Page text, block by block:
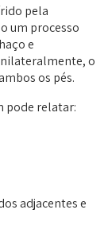
pela
um processo
e
o
os pés.
pode relatar:
adjacentes e